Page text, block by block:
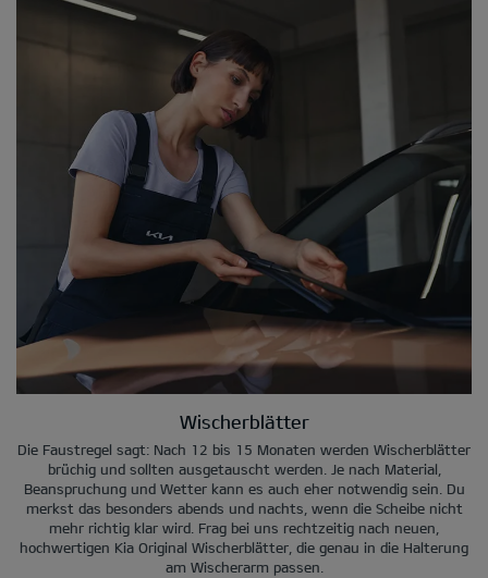
Wischerblätter
Die Faustregel sagt: Nach 12 bis 15 Monaten werden Wischerblätter
brüchig und sollten ausgetauscht werden. Je nach Material,
Beanspruchung und Wetter kann es auch eher notwendig sein. Du
merkst das besonders abends und nachts, wenn die Scheibe nicht
mehr richtig klar wird. Frag bei uns rechtzeitig nach neuen,
hochwertigen Kia Original Wischerblätter, die genau in die Halterung
am Wischerarm passen.